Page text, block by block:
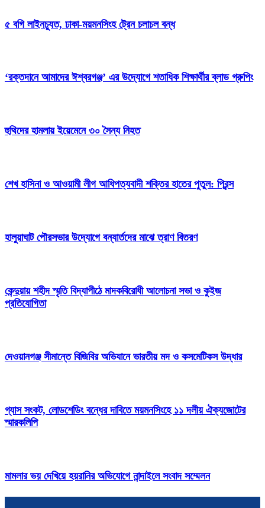
৫ বগি লাইনচ্যুত, ঢাকা-ময়মনসিংহ ট্রেন চলাচল বন্ধ
‘রক্তদানে আমাদের ঈশ্বরগঞ্জ’ এর উদ্যোগে শতাধিক শিক্ষার্থীর ব্লাড গ্রুপিং
হুথিদের হামলায় ইয়েমেনে ৩০ সৈন্য নিহত
শেখ হাসিনা ও আওয়ামী লীগ আধিপত্যবাদী শক্তির হাতের পুতুল: প্রিন্স
হালুয়াঘাট পৌরসভার উদ্যোগে বন্যার্তদের মাঝে ত্রাণ বিতরণ
কেন্দুয়ায় শহীদ স্মৃতি বিদ্যাপীঠে মাদকবিরোধী আলোচনা সভা ও কুইজ
প্রতিযোগিতা
দেওয়ানগঞ্জ সীমান্তে বিজিবির অভিযানে ভারতীয় মদ ও কসমেটিকস উদ্ধার
গ্যাস সংকট, লোডশেডিং বন্ধের দাবিতে ময়মনসিংহে ১১ দলীয় ঐক্যজোটের
স্মারকলিপি
মামলার ভয় দেখিয়ে হয়রানির অভিযোগে নান্দাইলে সংবাদ সম্মেলন